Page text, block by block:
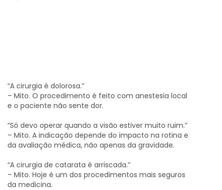
“A cirurgia é dolorosa.”
– Mito. O procedimento é feito com anestesia local
e o paciente não sente dor.
“Só devo operar quando a visão estiver muito ruim.”
– Mito. A indicação depende do impacto na rotina e
da avaliação médica, não apenas da gravidade.
“A cirurgia de catarata é arriscada.”
– Mito. Hoje é um dos procedimentos mais seguros
da medicina.